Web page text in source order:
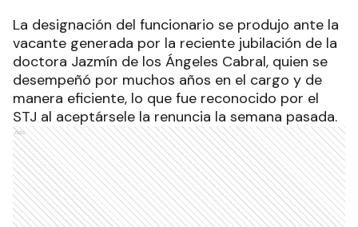
La designación del funcionario se produjo ante la
vacante generada por la reciente jubilación de la
doctora Jazmín de los Ángeles Cabral, quien se
desempeñó por muchos años en el cargo y de
manera eficiente, lo que fue reconocido por el
STJ al aceptársele la renuncia la semana pasada.
Ads